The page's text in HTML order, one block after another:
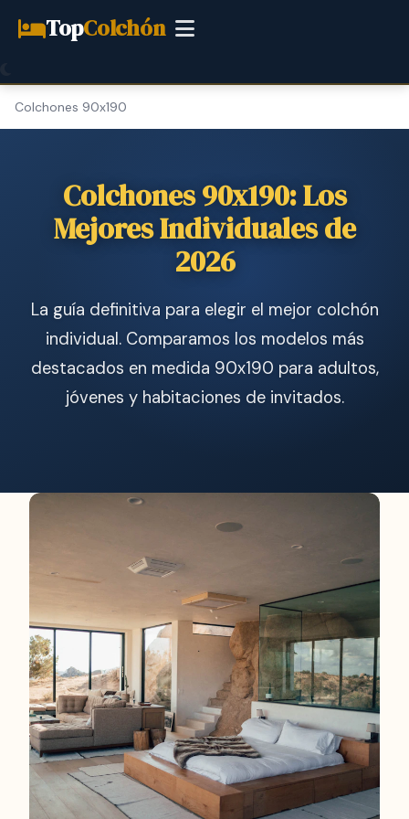
TopColchón
Colchones 90x190
Colchones 90x190: Los
Mejores Individuales de
2026
La guía definitiva para elegir el mejor colchón
individual. Comparamos los modelos más
destacados en medida 90x190 para adultos,
jóvenes y habitaciones de invitados.